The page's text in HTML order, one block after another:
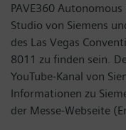
PAVE360 Autonomous
Studio von Siemens
des Las Vegas
8011 zu finden sein.
YouTube-Kanal von
Informationen zu
der Messe-Webseite